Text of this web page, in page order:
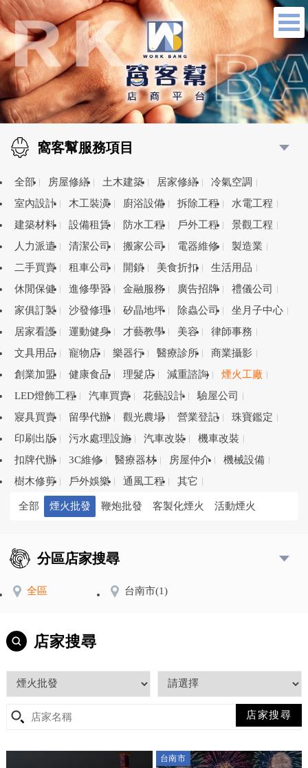
窩客幫服務項目
全部 房屋修繕 土木建築 居家修繕
冷氣空調
室內設計
木工裝潢 廚浴設備 拆除工程
水電工程
建築材料
設備租賃 防水工程 戶外工程
景觀工程
人力派遣
清潔公司 搬家公司 電器維修
製造業
二手買賣
租車公司 開鎖 美食折扣
生活用品
休閒保健
進修學習 金融服務 廣告招牌
禮儀公司
家俱訂製
沙發修理 矽晶地坪 除蟲公司
坐月子中心
居家看護
運動健身 才藝教學 美容
律師事務
文具用品
寵物店 樂器行 醫療診所
商業攝影
創業加盟
健康食品 理髮店 減重諮詢
煙火工廠
LED燈飾工程
汽車買賣 花藝設計
驗屋公司
寢具買賣
留學代辦 觀光農場 營業登記
珠寶鑑定
印刷出版
污水處理設施 汽車改裝
機車改裝
扣牌代辦
3C維修 醫療器材 房屋仲介
機械設備
樹木修剪
戶外娛樂 通風工程 其它
全部 煙火批發 鞭炮批發 客製化煙火 活動煙火
分區店家搜尋
全區 台南市(1)
店家搜尋
台南市